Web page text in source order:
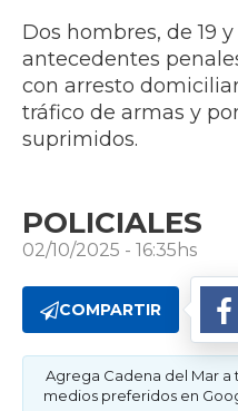
Dos hombres, de 19
antecedentes
con arresto
tráfico de armas y
suprimidos.
POLICIALES
02/10/2025 - 16:35hs
COMPARTIR
Agrega Cadena del Mar a
medios preferidos en